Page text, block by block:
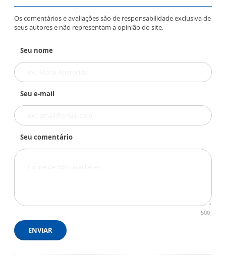
Os comentários e avaliações são de responsabilidade exclusiva de
seus autores e não representam a opinião do site.
Seu nome
Seu e-mail
Seu comentário
500
ENVIAR